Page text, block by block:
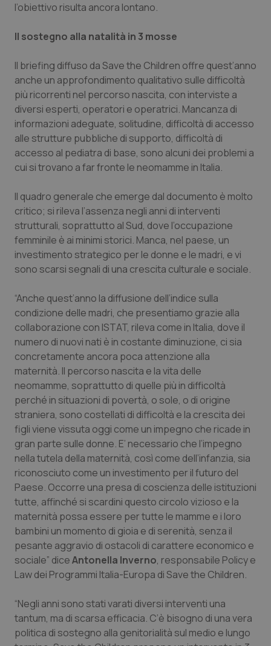
l’obiettivo risulta ancora lontano.
Il sostegno alla natalità in 3 mosse
Il briefing diffuso da Save the Children offre quest’anno
anche un approfondimento qualitativo sulle difficoltà
più ricorrenti nel percorso nascita, con interviste a
diversi esperti, operatori e operatrici. Mancanza di
informazioni adeguate, solitudine, difficoltà di accesso
alle strutture pubbliche di supporto, difficoltà di
accesso al pediatra di base, sono alcuni dei problemi a
cui si trovano a far fronte le neomamme in Italia.
Il quadro generale che emerge dal documento è molto
critico; si rileva l’assenza negli anni di interventi
strutturali, soprattutto al Sud, dove l’occupazione
femminile è ai minimi storici. Manca, nel paese, un
investimento strategico per le donne e le madri, e vi
sono scarsi segnali di una crescita culturale e sociale.
“Anche quest’anno la diffusione dell’indice sulla
condizione delle madri, che presentiamo grazie alla
collaborazione con ISTAT, rileva come in Italia, dove il
numero di nuovi nati è in costante diminuzione, ci sia
concretamente ancora poca attenzione alla
maternità. Il percorso nascita e la vita delle
neomamme, soprattutto di quelle più in difficoltà
perché in situazioni di povertà, o sole, o di origine
straniera, sono costellati di difficoltà e la crescita dei
figli viene vissuta oggi come un impegno che ricade in
gran parte sulle donne. E’ necessario che l’impegno
nella tutela della maternità, così come dell’infanzia, sia
riconosciuto come un investimento per il futuro del
Paese. Occorre una presa di coscienza delle istituzioni
tutte, affinché si scardini questo circolo vizioso e la
maternità possa essere per tutte le mamme e i loro
bambini un momento di gioia e di serenità, senza il
pesante aggravio di ostacoli di carattere economico e
sociale” diceAntonella Inverno, responsabile Policy e
Law dei Programmi Italia-Europa di Save the Children.
“Negli anni sono stati varati diversi interventi una
tantum, ma di scarsa efficacia. C’è bisogno di una vera
politica di sostegno alla genitorialità sul medio e lungo
Nome
.youtube.com
CookieScriptConsent
CookieScript
www.quotidianosanita.it
tracking-sites-ironfish-
tracking-enable
tracking-sites-ironfish-
session-id
www.quotidianosanita.it
_ga
Google LLC
.quotidianosanita.it